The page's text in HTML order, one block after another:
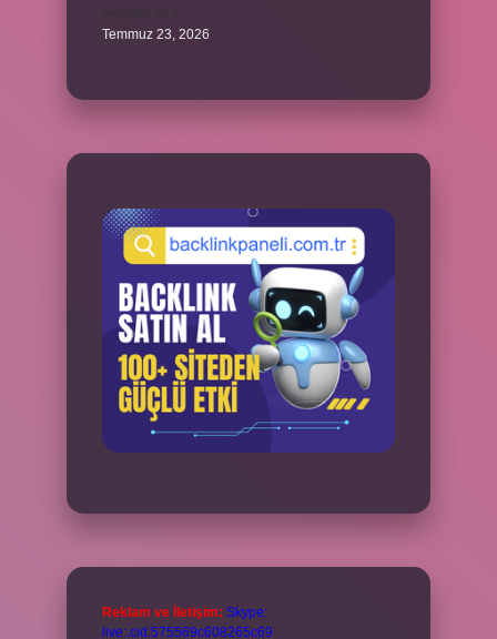
Temmuz 23, 2026
Reklam ve İletişim: Skype:
live:.cid.575569c608265c69